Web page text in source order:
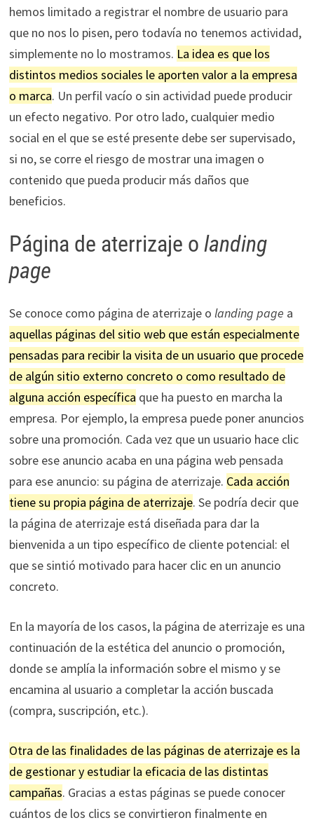
hemos limitado a registrar el nombre de usuario para
que no nos lo pisen, pero todavía no tenemos actividad,
simplemente no lo mostramos. La idea es que los
distintos medios sociales le aporten valor a la empresa
o marca. Un perfil vacío o sin actividad puede producir
un efecto negativo. Por otro lado, cualquier medio
social en el que se esté presente debe ser supervisado,
si no, se corre el riesgo de mostrar una imagen o
contenido que pueda producir más daños que
beneficios.
Página de aterrizaje o landing
page
Se conoce como página de aterrizaje o landing page a
aquellas páginas del sitio web que están especialmente
pensadas para recibir la visita de un usuario que procede
de algún sitio externo concreto o como resultado de
alguna acción específica que ha puesto en marcha la
empresa. Por ejemplo, la empresa puede poner anuncios
sobre una promoción. Cada vez que un usuario hace clic
sobre ese anuncio acaba en una página web pensada
para ese anuncio: su página de aterrizaje. Cada acción
tiene su propia página de aterrizaje. Se podría decir que
la página de aterrizaje está diseñada para dar la
bienvenida a un tipo específico de cliente potencial: el
que se sintió motivado para hacer clic en un anuncio
concreto.
En la mayoría de los casos, la página de aterrizaje es una
continuación de la estética del anuncio o promoción,
donde se amplía la información sobre el mismo y se
encamina al usuario a completar la acción buscada
(compra, suscripción, etc.).
Otra de las finalidades de las páginas de aterrizaje es la
de gestionar y estudiar la eficacia de las distintas
campañas. Gracias a estas páginas se puede conocer
cuántos de los clics se convirtieron finalmente en